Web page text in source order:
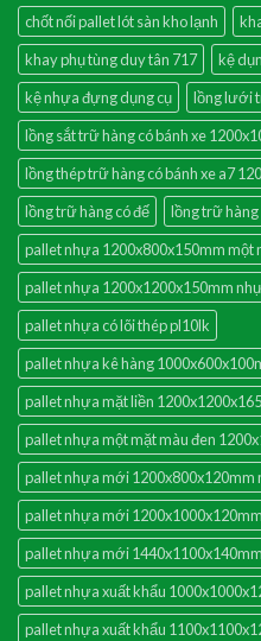
chốt nối pallet lót sàn kho lạnh
khay phụ tùng duy tân 717
kệ
kệ nhựa đựng dụng cụ
lồng lưới
lồng sắt trữ hàng có bánh xe
lồng thép trữ hàng có bánh xe a7
lồng trữ hàng có đế
lồng trữ hàng
pallet nhựa 1200x800x150mm một
pallet nhựa 1200x1200x150mm
pallet nhựa có lõi thép pl10lk
pallet nhựa kê hàng
pallet nhựa mặt liền
pallet nhựa một mặt màu đen
pallet nhựa mới 1200x800x120mm
pallet nhựa mới 1200x1000x120mm
pallet nhựa mới 1440x1100x140mm
pallet nhựa xuất khẩu
pallet nhựa xuất khẩu